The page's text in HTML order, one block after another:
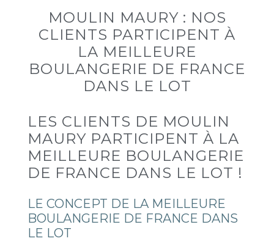
MOULIN MAURY : NOS
CLIENTS PARTICIPENT À
LA MEILLEURE
BOULANGERIE DE FRANCE
DANS LE LOT
LES CLIENTS DE MOULIN
MAURY PARTICIPENT À LA
MEILLEURE BOULANGERIE
DE FRANCE DANS LE LOT !
LE CONCEPT DE LA MEILLEURE
BOULANGERIE DE FRANCE DANS
LE LOT